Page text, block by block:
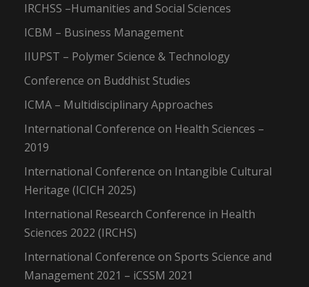
IRCHSS –Humanities and Social Sciences
ICBM – Business Management
IIUPST – Polymer Science & Technology
Conference on Buddhist Studies
ICMA – Multidisciplinary Approaches
International Conference on Health Sciences –
2019
International Conference on Intangible Cultural
Heritage (ICICH 2025)
International Research Conference in Health
Sciences 2022 (IRCHS)
International Conference on Sports Science and
Management 2021 – iCSSM 2021